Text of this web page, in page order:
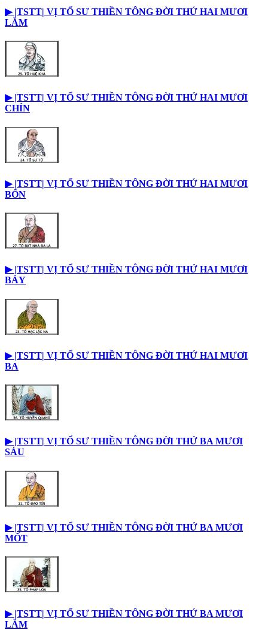
▶︎ |TSTT| VỊ TỔ SƯ THIỀN TÔNG ĐỜI THỨ HAI MƯƠI
LĂM
▶︎ |TSTT| VỊ TỔ SƯ THIỀN TÔNG ĐỜI THỨ HAI MƯƠI
CHÍN
▶︎ |TSTT| VỊ TỔ SƯ THIỀN TÔNG ĐỜI THỨ HAI MƯƠI
BỐN
▶︎ |TSTT| VỊ TỔ SƯ THIỀN TÔNG ĐỜI THỨ HAI MƯƠI
BẢY
▶︎ |TSTT| VỊ TỔ SƯ THIỀN TÔNG ĐỜI THỨ HAI MƯƠI
BA
▶︎ |TSTT| VỊ TỔ SƯ THIỀN TÔNG ĐỜI THỨ BA MƯƠI
SÁU
▶︎ |TSTT| VỊ TỔ SƯ THIỀN TÔNG ĐỜI THỨ BA MƯƠI
MỐT
▶︎ |TSTT| VỊ TỔ SƯ THIỀN TÔNG ĐỜI THỨ BA MƯƠI
LĂM